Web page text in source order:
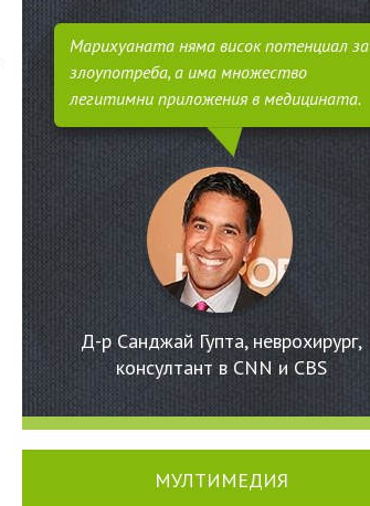
Марихуаната няма висок потенциал за
злоупотреба, а има множество
легитимни приложения в медицината.
Д-р Санджай Гупта, неврохирург,
консултант в CNN и CBS
МУЛТИМЕДИЯ